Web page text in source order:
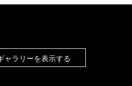
ャラリーを表示する